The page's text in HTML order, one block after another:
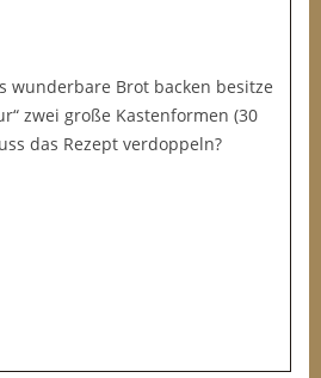
wunderbare Brot backen besitze
zwei große Kastenformen (30
das Rezept verdoppeln?